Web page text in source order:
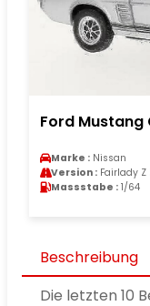
Ford Mustang
Marke : Nissan
Version : Fairlady Z
Massstabe : 1/64
Beschreibung
Die letzten 10